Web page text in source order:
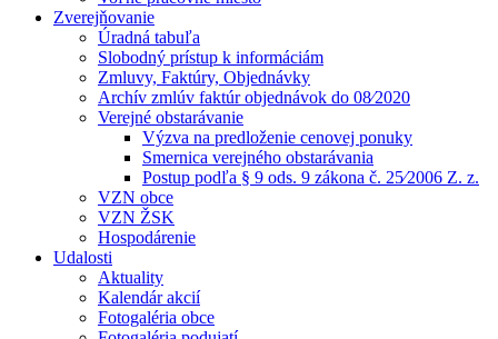
Zverejňovanie
Úradná tabuľa
Slobodný prístup k informáciám
Zmluvy, Faktúry, Objednávky
Archív zmlúv faktúr objednávok do 08⁄2020
Verejné obstarávanie
Výzva na predloženie cenovej ponuky
Smernica verejného obstarávania
Postup podľa § 9 ods. 9 zákona č. 25⁄2006 Z. z.
VZN obce
VZN ŽSK
Hospodárenie
Udalosti
Aktuality
Kalendár akcií
Fotogaléria obce